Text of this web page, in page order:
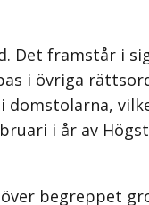
Det framstår i
i övriga
domstolarna,
i år av
begreppet